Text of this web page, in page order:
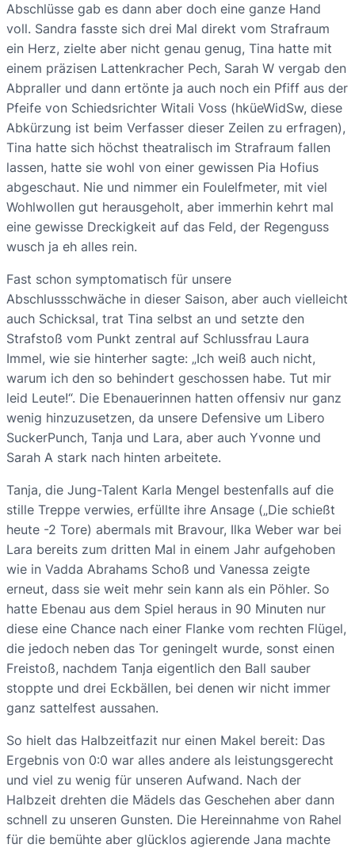
Abschlüsse gab es dann aber doch eine ganze Hand
voll. Sandra fasste sich drei Mal direkt vom Strafraum
ein Herz, zielte aber nicht genau genug, Tina hatte mit
einem präzisen Lattenkracher Pech, Sarah W vergab den
Abpraller und dann ertönte ja auch noch ein Pfiff aus der
Pfeife von Schiedsrichter Witali Voss (hküeWidSw, diese
Abkürzung ist beim Verfasser dieser Zeilen zu erfragen),
Tina hatte sich höchst theatralisch im Strafraum fallen
lassen, hatte sie wohl von einer gewissen Pia Hofius
abgeschaut. Nie und nimmer ein Foulelfmeter, mit viel
Wohlwollen gut herausgeholt, aber immerhin kehrt mal
eine gewisse Dreckigkeit auf das Feld, der Regenguss
wusch ja eh alles rein.
Fast schon symptomatisch für unsere
Abschlussschwäche in dieser Saison, aber auch vielleicht
auch Schicksal, trat Tina selbst an und setzte den
Strafstoß vom Punkt zentral auf Schlussfrau Laura
Immel, wie sie hinterher sagte: „Ich weiß auch nicht,
warum ich den so behindert geschossen habe. Tut mir
leid Leute!“. Die Ebenauerinnen hatten offensiv nur ganz
wenig hinzuzusetzen, da unsere Defensive um Libero
SuckerPunch, Tanja und Lara, aber auch Yvonne und
Sarah A stark nach hinten arbeitete.
Tanja, die Jung-Talent Karla Mengel bestenfalls auf die
stille Treppe verwies, erfüllte ihre Ansage („Die schießt
heute -2 Tore) abermals mit Bravour, Ilka Weber war bei
Lara bereits zum dritten Mal in einem Jahr aufgehoben
wie in Vadda Abrahams Schoß und Vanessa zeigte
erneut, dass sie weit mehr sein kann als ein Pöhler. So
hatte Ebenau aus dem Spiel heraus in 90 Minuten nur
diese eine Chance nach einer Flanke vom rechten Flügel,
die jedoch neben das Tor geningelt wurde, sonst einen
Freistoß, nachdem Tanja eigentlich den Ball sauber
stoppte und drei Eckbällen, bei denen wir nicht immer
ganz sattelfest aussahen.
So hielt das Halbzeitfazit nur einen Makel bereit: Das
Ergebnis von 0:0 war alles andere als leistungsgerecht
und viel zu wenig für unseren Aufwand. Nach der
Halbzeit drehten die Mädels das Geschehen aber dann
schnell zu unseren Gunsten. Die Hereinnahme von Rahel
für die bemühte aber glücklos agierende Jana machte